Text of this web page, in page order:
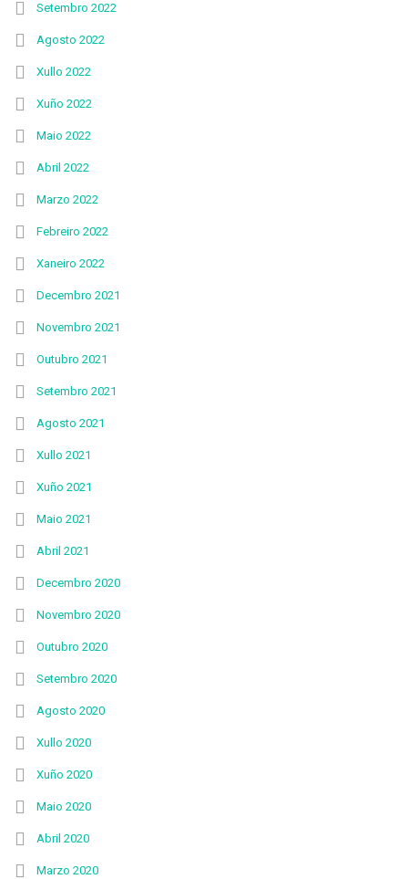
Setembro 2022
Agosto 2022
Xullo 2022
Xuño 2022
Maio 2022
Abril 2022
Marzo 2022
Febreiro 2022
Xaneiro 2022
Decembro 2021
Novembro 2021
Outubro 2021
Setembro 2021
Agosto 2021
Xullo 2021
Xuño 2021
Maio 2021
Abril 2021
Decembro 2020
Novembro 2020
Outubro 2020
Setembro 2020
Agosto 2020
Xullo 2020
Xuño 2020
Maio 2020
Abril 2020
Marzo 2020